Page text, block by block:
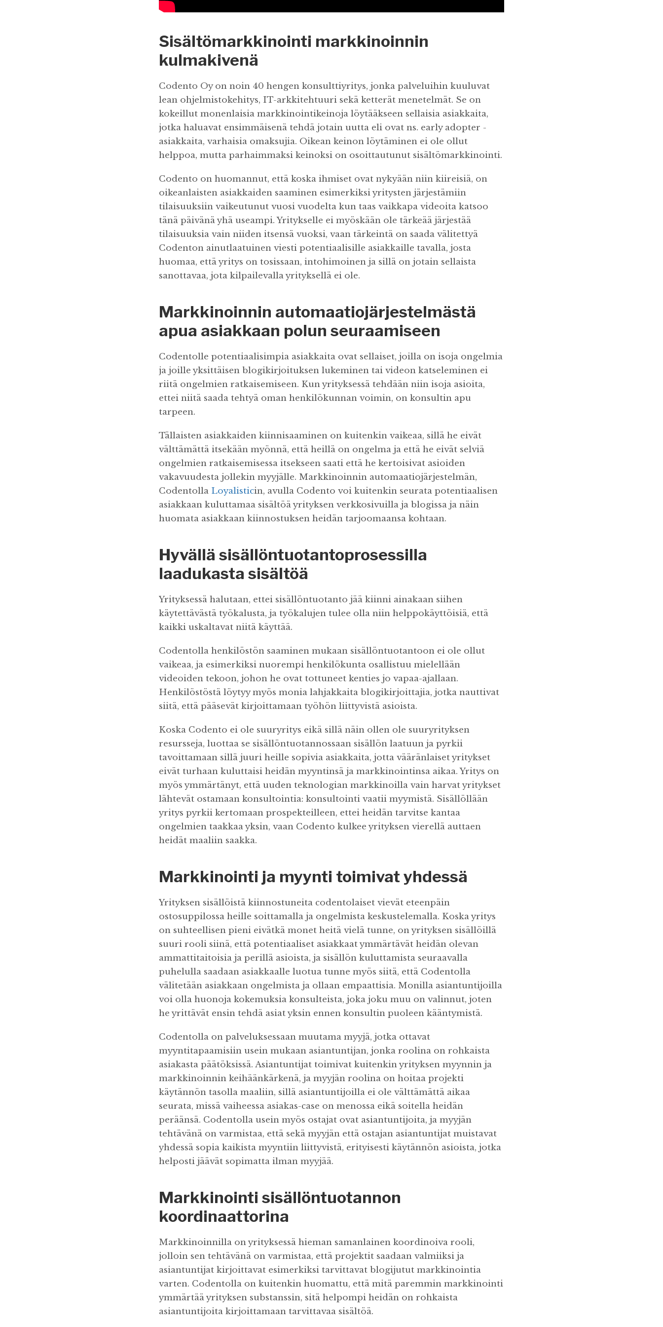
Sisältömarkkinointi markkinoinnin
kulmakivenä
Codento Oy on noin 40 hengen konsulttiyritys, jonka palveluihin kuuluvat
lean ohjelmistokehitys, IT-arkkitehtuuri sekä ketterät menetelmät. Se on
kokeillut monenlaisia markkinointikeinoja löytääkseen sellaisia asiakkaita,
jotka haluavat ensimmäisenä tehdä jotain uutta eli ovat ns. early adopter -
asiakkaita, varhaisia omaksujia. Oikean keinon löytäminen ei ole ollut
helppoa, mutta parhaimmaksi keinoksi on osoittautunut sisältömarkkinointi.
Codento on huomannut, että koska ihmiset ovat nykyään niin kiireisiä, on
oikeanlaisten asiakkaiden saaminen esimerkiksi yritysten järjestämiin
tilaisuuksiin vaikeutunut vuosi vuodelta kun taas vaikkapa videoita katsoo
tänä päivänä yhä useampi. Yritykselle ei myöskään ole tärkeää järjestää
tilaisuuksia vain niiden itsensä vuoksi, vaan tärkeintä on saada välitettyä
Codenton ainutlaatuinen viesti potentiaalisille asiakkaille tavalla, josta
huomaa, että yritys on tosissaan, intohimoinen ja sillä on jotain sellaista
sanottavaa, jota kilpailevalla yrityksellä ei ole.
Markkinoinnin automaatiojärjestelmästä
apua asiakkaan polun seuraamiseen
Codentolle potentiaalisimpia asiakkaita ovat sellaiset, joilla on isoja ongelmia
ja joille yksittäisen blogikirjoituksen lukeminen tai videon katseleminen ei
riitä ongelmien ratkaisemiseen. Kun yrityksessä tehdään niin isoja asioita,
ettei niitä saada tehtyä oman henkilökunnan voimin, on konsultin apu
tarpeen.
Tällaisten asiakkaiden kiinnisaaminen on kuitenkin vaikeaa, sillä he eivät
välttämättä itsekään myönnä, että heillä on ongelma ja että he eivät selviä
ongelmien ratkaisemisessa itsekseen saati että he kertoisivat asioiden
vakavuudesta jollekin myyjälle. Markkinoinnin automaatiojärjestelmän,
Codentolla Loyalisticin, avulla Codento voi kuitenkin seurata potentiaalisen
asiakkaan kuluttamaa sisältöä yrityksen verkkosivuilla ja blogissa ja näin
huomata asiakkaan kiinnostuksen heidän tarjoomaansa kohtaan.
Hyvällä sisällöntuotantoprosessilla
laadukasta sisältöä
Yrityksessä halutaan, ettei sisällöntuotanto jää kiinni ainakaan siihen
käytettävästä työkalusta, ja työkalujen tulee olla niin helppokäyttöisiä, että
kaikki uskaltavat niitä käyttää.
Codentolla henkilöstön saaminen mukaan sisällöntuotantoon ei ole ollut
vaikeaa, ja esimerkiksi nuorempi henkilökunta osallistuu mielellään
videoiden tekoon, johon he ovat tottuneet kenties jo vapaa-ajallaan.
Henkilöstöstä löytyy myös monia lahjakkaita blogikirjoittajia, jotka nauttivat
siitä, että pääsevät kirjoittamaan työhön liittyvistä asioista.
Koska Codento ei ole suuryritys eikä sillä näin ollen ole suuryrityksen
resursseja, luottaa se sisällöntuotannossaan sisällön laatuun ja pyrkii
tavoittamaan sillä juuri heille sopivia asiakkaita, jotta vääränlaiset yritykset
eivät turhaan kuluttaisi heidän myyntinsä ja markkinointinsa aikaa. Yritys on
myös ymmärtänyt, että uuden teknologian markkinoilla vain harvat yritykset
lähtevät ostamaan konsultointia: konsultointi vaatii myymistä. Sisällöllään
yritys pyrkii kertomaan prospekteilleen, ettei heidän tarvitse kantaa
ongelmien taakkaa yksin, vaan Codento kulkee yrityksen vierellä auttaen
heidät maaliin saakka.
Markkinointi ja myynti toimivat yhdessä
Yrityksen sisällöistä kiinnostuneita codentolaiset vievät eteenpäin
ostosuppilossa heille soittamalla ja ongelmista keskustelemalla. Koska yritys
on suhteellisen pieni eivätkä monet heitä vielä tunne, on yrityksen sisällöillä
suuri rooli siinä, että potentiaaliset asiakkaat ymmärtävät heidän olevan
ammattitaitoisia ja perillä asioista, ja sisällön kuluttamista seuraavalla
puhelulla saadaan asiakkaalle luotua tunne myös siitä, että Codentolla
välitetään asiakkaan ongelmista ja ollaan empaattisia. Monilla asiantuntijoilla
voi olla huonoja kokemuksia konsulteista, joka joku muu on valinnut, joten
he yrittävät ensin tehdä asiat yksin ennen konsultin puoleen kääntymistä.
Codentolla on palveluksessaan muutama myyjä, jotka ottavat
myyntitapaamisiin usein mukaan asiantuntijan, jonka roolina on rohkaista
asiakasta päätöksissä. Asiantuntijat toimivat kuitenkin yrityksen myynnin ja
markkinoinnin keihäänkärkenä, ja myyjän roolina on hoitaa projekti
käytännön tasolla maaliin, sillä asiantuntijoilla ei ole välttämättä aikaa
seurata, missä vaiheessa asiakas-case on menossa eikä soitella heidän
peräänsä. Codentolla usein myös ostajat ovat asiantuntijoita, ja myyjän
tehtävänä on varmistaa, että sekä myyjän että ostajan asiantuntijat muistavat
yhdessä sopia kaikista myyntiin liittyvistä, erityisesti käytännön asioista, jotka
helposti jäävät sopimatta ilman myyjää.
Markkinointi sisällöntuotannon
koordinaattorina
Markkinoinnilla on yrityksessä hieman samanlainen koordinoiva rooli,
jolloin sen tehtävänä on varmistaa, että projektit saadaan valmiiksi ja
asiantuntijat kirjoittavat esimerkiksi tarvittavat blogijutut markkinointia
varten. Codentolla on kuitenkin huomattu, että mitä paremmin markkinointi
ymmärtää yrityksen substanssin, sitä helpompi heidän on rohkaista
asiantuntijoita kirjoittamaan tarvittavaa sisältöä.